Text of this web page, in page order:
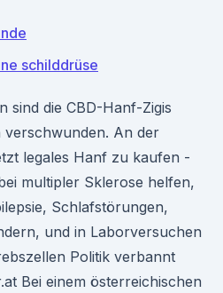
schilddrüse
sind die CBD-Hanf-Zigis
verschwunden. An der
legales Hanf zu kaufen -
multipler Sklerose helfen,
Schlafstörungen,
und in Laborversuchen
Politik verbannt
Bei einem österreichischen